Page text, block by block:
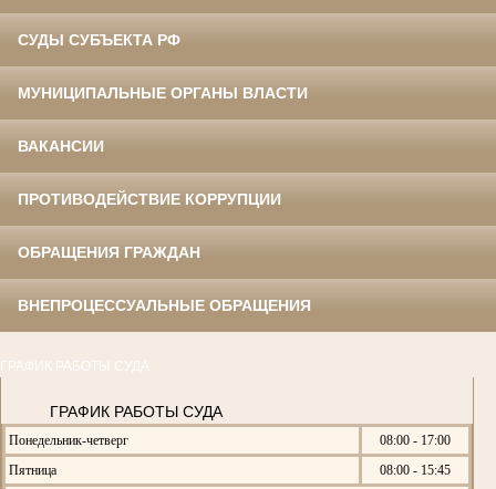
СУДЫ СУБЪЕКТА РФ
МУНИЦИПАЛЬНЫЕ ОРГАНЫ ВЛАСТИ
ВАКАНСИИ
ПРОТИВОДЕЙСТВИЕ КОРРУПЦИИ
ОБРАЩЕНИЯ ГРАЖДАН
ВНЕПРОЦЕССУАЛЬНЫЕ ОБРАЩЕНИЯ
ГРАФИК РАБОТЫ СУДА
ГРАФИК РАБОТЫ СУДА
Понедельник-четверг
08:00 - 17:00
Пятница
08:00 - 15:45